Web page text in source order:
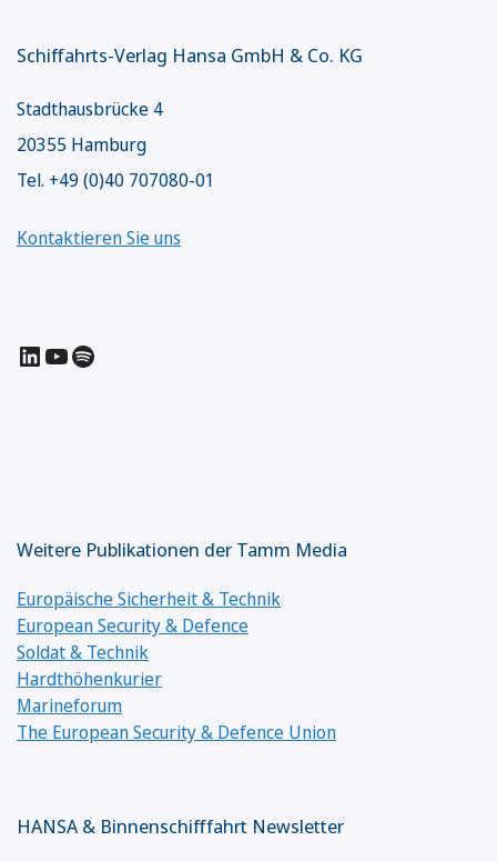
Schiffahrts-Verlag Hansa GmbH & Co. KG
Stadthausbrücke 4
20355 Hamburg
Tel. +49 (0)40 707080-01
Kontaktieren Sie uns
LinkedIn
YouTube
Spotify
Weitere Publikationen der Tamm Media
Europäische Sicherheit & Technik
European Security & Defence
Soldat & Technik
Hardthöhenkurier
Marineforum
The European Security & Defence Union
HANSA & Binnenschifffahrt Newsletter